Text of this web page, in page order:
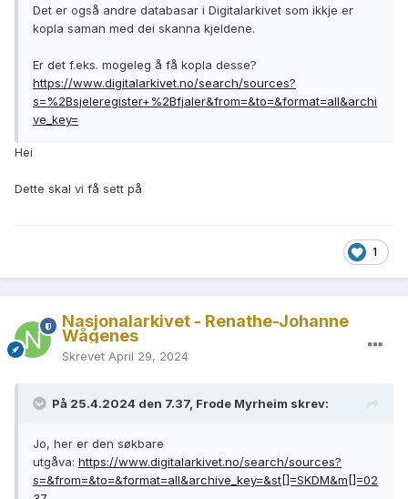
Det er også andre databasar i Digitalarkivet som ikkje er
kopla saman med dei skanna kjeldene.
Er det f.eks. mogeleg å få kopla desse?
https://www.digitalarkivet.no/search/sources?
s=%2Bsjeleregister+%2Bfjaler&from=&to=&format=all&archi
ve_key=
Hei
Dette skal vi få sett på
1
Nasjonalarkivet - Renathe-Johanne
Wågenes
Skrevet April 29, 2024
På 25.4.2024 den 7.37, Frode Myrheim skrev:
Jo, her er den søkbare
utgåva: https://www.digitalarkivet.no/search/sources?
s=&from=&to=&format=all&archive_key=&st[]=SKDM&m[]=02